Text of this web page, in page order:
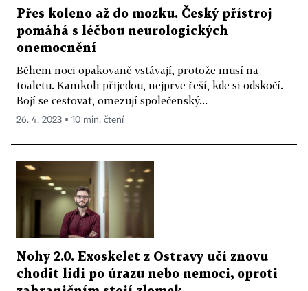
Přes koleno až do mozku. Český přístroj
pomáhá s léčbou neurologických
onemocnění
Během noci opakovaně vstávají, protože musí na
toaletu. Kamkoli přijedou, nejprve řeší, kde si odskočí.
Bojí se cestovat, omezují společenský...
26. 4. 2023 ▪ 10 min. čtení
Nohy 2.0. Exoskelet z Ostravy učí znovu
chodit lidi po úrazu nebo nemoci, oproti